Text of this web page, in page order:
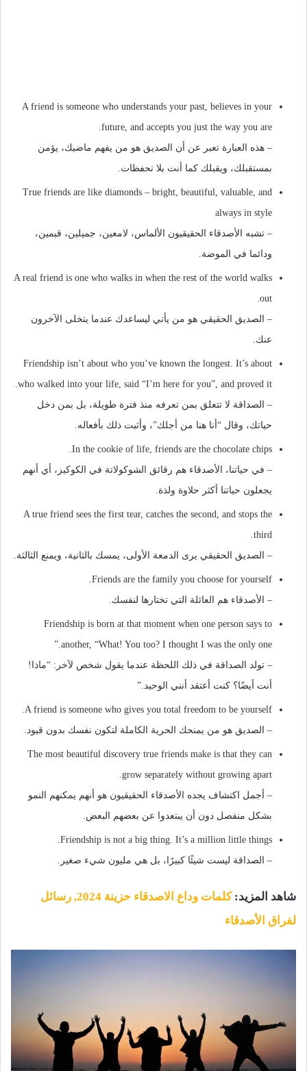
A friend is someone who understands your past, believes in your
future, and accepts you just the way you are.
– هذه العبارة تعبر عن أن الصديق هو من يفهم ماضيك، يؤمن
بمستقبلك، ويقبلك كما أنت بلا تحفظات.
True friends are like diamonds – bright, beautiful, valuable, and
always in style
– تشبه الأصدقاء الحقيقيون الألماس، لامعين، جميلين، قيمين،
ودائما في الموضة.
A real friend is one who walks in when the rest of the world walks
out.
– الصديق الحقيقي هو من يأتي ليساعدك عندما يتخلى الآخرون
عنك.
Friendship isn’t about who you’ve known the longest. It’s about
who walked into your life, said “I’m here for you”, and proved it.
– الصداقة لا تتعلق بمن تعرفه منذ فترة طويلة، بل بمن دخل
حياتك، وقال “أنا هنا من أجلك”، وأثبت ذلك بأفعاله.
In the cookie of life, friends are the chocolate chips.
– في حياتنا، الأصدقاء هم رقائق الشوكولاتة في الكوكيز، أي أنهم
يجعلون حياتنا أكثر حلاوة ولذة.
A true friend sees the first tear, catches the second, and stops the
third.
– الصديق الحقيقي يرى الدمعة الأولى، يمسك بالثانية، ويمنع الثالثة.
Friends are the family you choose for yourself.
– الأصدقاء هم العائلة التي تختارها لنفسك.
Friendship is born at that moment when one person says to
another, “What! You too? I thought I was the only one.”
– تولد الصداقة في ذلك اللحظة عندما يقول شخص لآخر: “ماذا!
أنت أيضًا؟ كنت أعتقد أنني الوحيد.”
A friend is someone who gives you total freedom to be yourself.
– الصديق هو من يمنحك الحرية الكاملة لتكون نفسك بدون قيود.
The most beautiful discovery true friends make is that they can
grow separately without growing apart.
– أجمل اكتشاف يجده الأصدقاء الحقيقيون هو أنهم يمكنهم النمو
بشكل منفصل دون أن يبتعدوا عن بعضهم البعض.
Friendship is not a big thing. It’s a million little things.
– الصداقة ليست شيئًا كبيرًا، بل هي مليون شيء صغير.
شاهد المزيد:
كلمات وداع الاصدقاء حزينة 2024, رسائل
لفراق الأصدقاء